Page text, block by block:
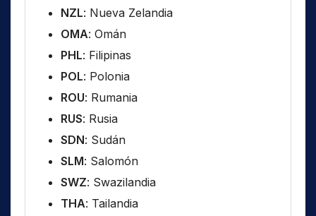
NZL: Nueva Zelandia
OMA: Omán
PHL: Filipinas
POL: Polonia
ROU: Rumania
RUS: Rusia
SDN: Sudán
SLM: Salomón
SWZ: Swazilandia
THA: Tailandia